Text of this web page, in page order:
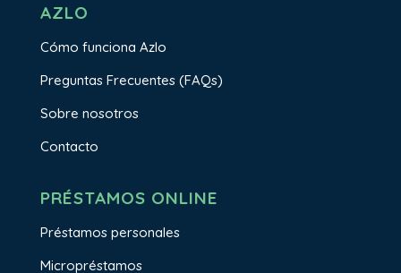
AZLO
Cómo funciona Azlo
Preguntas Frecuentes (FAQs)
Sobre nosotros
Contacto
PRÉSTAMOS ONLINE
Préstamos personales
Micropréstamos